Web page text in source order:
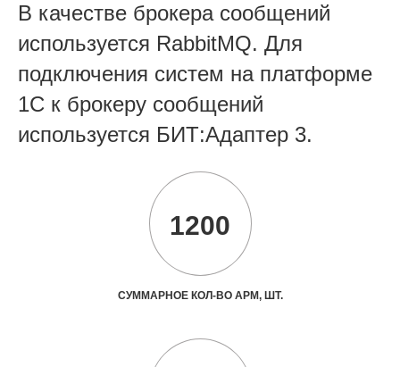
В качестве брокера сообщений
используется RabbitMQ. Для
подключения систем на платформе
1С к брокеру сообщений
используется БИТ:Адаптер 3.
1200
СУММАРНОЕ КОЛ-ВО АРМ, ШТ.